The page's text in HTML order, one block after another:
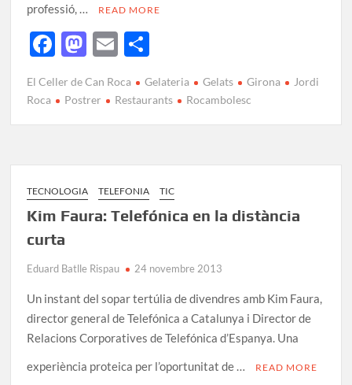
professió, …
READ MORE
F
e
b
o
k
M
to
d
n
E
ail m
p
te
ix
El Celler de Can Roca Gelateria Gelats Girona
Jordi
Roca
Postrer Restaurants Rocambolesc
TECNOLOGIA TELEFONIA TIC
Kim Faura: Telefónica en la distància
curta
Eduard Batlle Rispau 24 novembre 2013
Un instant del sopar tertúlia de divendres amb Kim Faura,
director general de Telefónica a Catalunya i Director de
Relacions Corporatives de Telefónica d’Espanya. Una
experiència proteica per l’oportunitat de …
READ MORE